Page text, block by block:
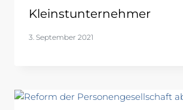
Kleinstunternehmer
3. September 2021